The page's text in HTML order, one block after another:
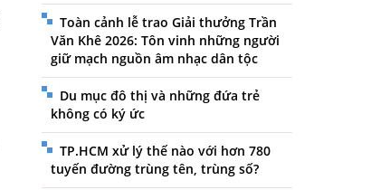
Toàn cảnh lễ trao Giải thưởng Trần
Văn Khê 2026: Tôn vinh những người
giữ mạch nguồn âm nhạc dân tộc
Du mục đô thị và những đứa trẻ
không có ký ức
TP.HCM xử lý thế nào với hơn 780
tuyến đường trùng tên, trùng số?